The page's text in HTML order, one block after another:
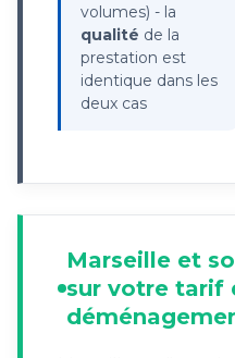
volumes) - la
qualité de la
prestation est
identique dans les
deux cas
Marseille et
sur votre tarif